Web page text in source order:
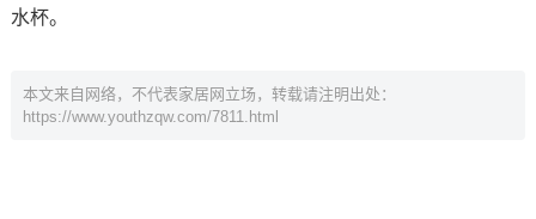
水杯。
本文来自网络，不代表家居网立场，转载请注明出处：
https://www.youthzqw.com/7811.html